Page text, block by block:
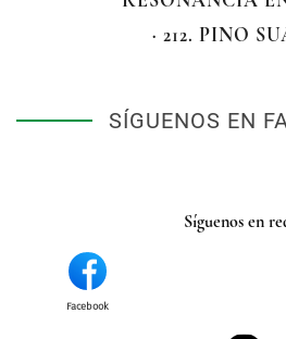
· 212. PINO
SÍGUENOS EN
Síguenos en
Facebook